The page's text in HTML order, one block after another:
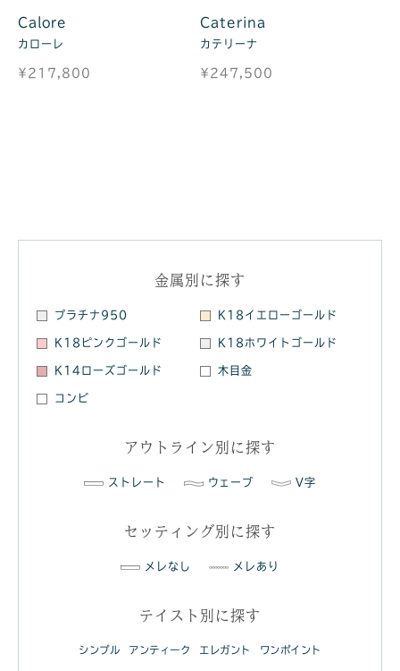
Calore
カローレ
¥217,800
Caterina
カテリーナ
¥247,500
金属別に探す
プラチナ950 K18イエローゴールド
K18ピンクゴールド K18ホワイトゴールド
K14ローズゴールド 木目金
コンビ
アウトライン別に探す
ストレート ウェーブ V字
セッティング別に探す
メレなし メレあり
テイスト別に探す
シンプル アンティーク エレガント ワンポイント